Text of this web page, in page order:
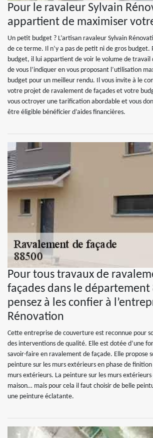
Pour le ravaleur Sylvain
appartient de maximiser
Un petit budget ? L’artisan ravaleur Sylvain
de ce terme. Il n’y a pas de petit ni de gros budget.
budget, il lui appartient de voir le volume de travail
de vous l’indiquer en vous proposant l’utilisation
budget pour un meilleur rendu. Il vous invite à le
votre projet de ravalement de façades et votre
vous octroyer une tarification abordable et vous
être éligible bénéficier d’aides financières.
Pour tous travaux de
façades dans le département
pensez à les confier à
Rénovation
Cette entreprise de couverture est reconnue pour
des interventions de qualité. Elle est dotée d’une
savoir-faire en ravalement de façade. Elle propose
peinture sur les murs extérieurs en phase de
murs extérieurs. La peinture sur les murs
maison… mais pour cela il faut choisir de belle
une peinture éclatante.